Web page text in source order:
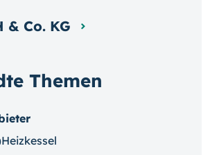
Themen
& Co. KG